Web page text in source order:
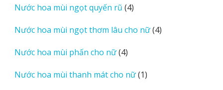
Nước hoa mùi ngọt quyến rũ 44
phẩm
Nước hoa mùi ngọt thơm lâu cho nữ 44
Nước hoa mùi phấn cho nữ 44
phẩm
Nước hoa mùi thanh mát cho nữ 11